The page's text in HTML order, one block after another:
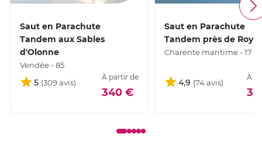
Saut en Parachute
Tandem aux Sables
d'Olonne
Vendée - 85
5
À partir de
340 €
Saut en Parachute
Tandem près de
Charente maritime - 17
4,9
À